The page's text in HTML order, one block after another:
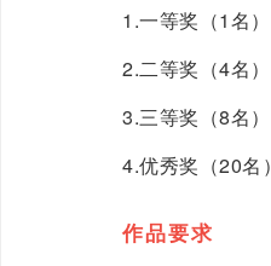
1.一等奖（1名
2.二等奖（4名
3.三等奖（8名
4.优秀奖（20名
作品要求